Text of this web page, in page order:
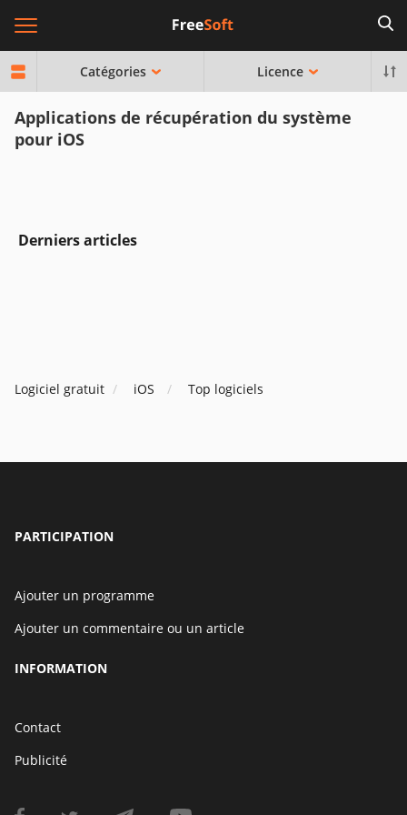
Catégories Licence
Applications de récupération du système
pour iOS
Derniers articles
Logiciel gratuit iOS Top logiciels
PARTICIPATION
Ajouter un programme
Ajouter un commentaire ou un article
INFORMATION
Contact
Publicité